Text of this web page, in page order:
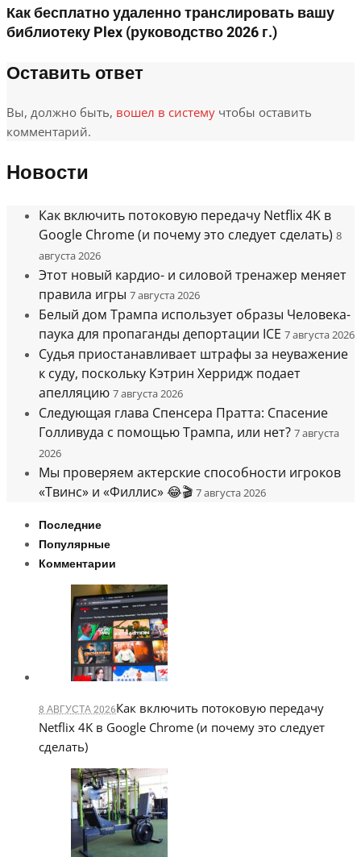
Как бесплатно удаленно транслировать вашу
библиотеку Plex (руководство 2026 г.)
Оставить ответ
Вы, должно быть, вошел в систему чтобы оставить
комментарий.
Новости
Как включить потоковую передачу Netflix 4K в
Google Chrome (и почему это следует сделать) 8
августа 2026
Этот новый кардио- и силовой тренажер меняет
правила игры 7 августа 2026
Белый дом Трампа использует образы Человека-
паука для пропаганды депортации ICE 7 августа 2026
Судья приостанавливает штрафы за неуважение
к суду, поскольку Кэтрин Херридж подает
апелляцию 7 августа 2026
Следующая глава Спенсера Пратта: Спасение
Голливуда с помощью Трампа, или нет? 7 августа
2026
Мы проверяем актерские способности игроков
«Твинс» и «Филлис» 😂🎬 7 августа 2026
Последние
Популярные
Комментарии
8 АВГУСТА 2026Как включить потоковую передачу
Netflix 4K в Google Chrome (и почему это следует
сделать)